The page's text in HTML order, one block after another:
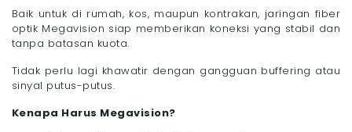
Baik untuk di rumah, kos, maupun kontrakan, jaringan fiber
optik Megavision siap memberikan koneksi yang stabil dan
tanpa batasan kuota.
Tidak perlu lagi khawatir dengan gangguan buffering atau
sinyal putus-putus.
Kenapa Harus Megavision?